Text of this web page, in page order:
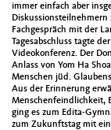
immer einfach aber
Fachgespräch mit der
Tagesabschluss tagte
Videokonferenz. Der
Anlass von Yom Ha
Menschen jüd.
Aus der Erinnerung
Menschenfeindlichkeit,
ging es zum Edita-
zum Zukunftstag mit